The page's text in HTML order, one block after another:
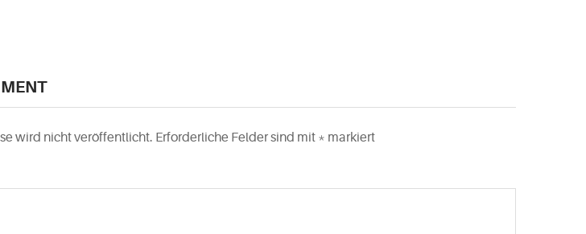
wird nicht veröffentlicht. Erforderliche Felder sind mit * markiert